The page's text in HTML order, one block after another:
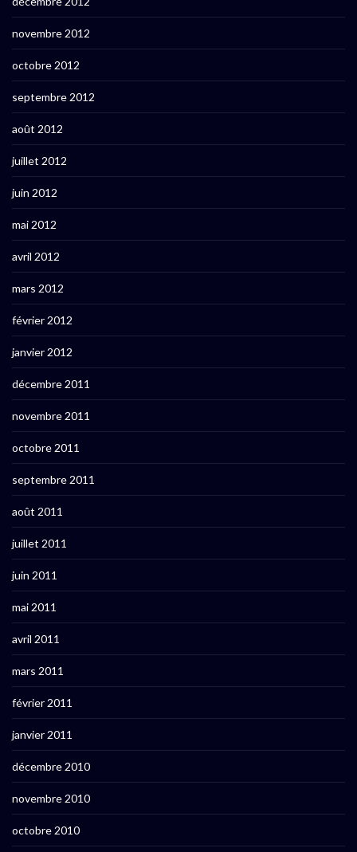
novembre 2012
octobre 2012
septembre 2012
août 2012
juillet 2012
juin 2012
mai 2012
avril 2012
mars 2012
février 2012
janvier 2012
décembre 2011
novembre 2011
octobre 2011
septembre 2011
août 2011
juillet 2011
juin 2011
mai 2011
avril 2011
mars 2011
février 2011
janvier 2011
décembre 2010
novembre 2010
octobre 2010